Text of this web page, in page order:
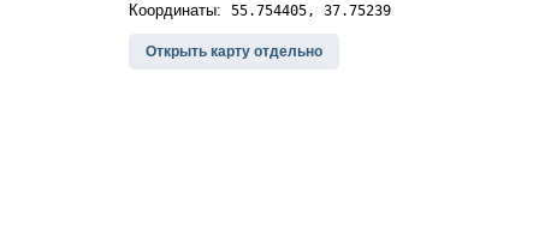
Координаты: 55.754405, 37.75239
Открыть карту отдельно